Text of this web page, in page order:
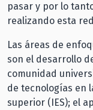
pasar y por lo
realizando esta
Las áreas de
son el desarrollo
comunidad
de tecnologías en
superior (IES); el